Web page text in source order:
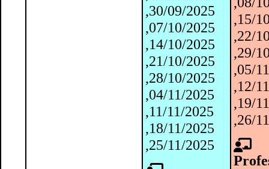
,30/09/2025
,07/10/2025
,14/10/2025
,21/10/2025
,28/10/2025
,04/11/2025
,11/11/2025
,18/11/2025
,25/11/2025
,15/
,22/
,29/
,05/
,12/
,19/
,26/